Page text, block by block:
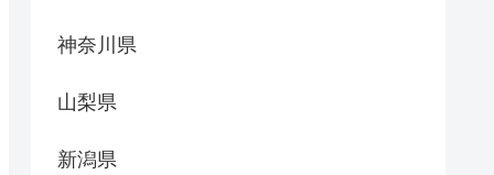
神奈川県
山梨県
新潟県